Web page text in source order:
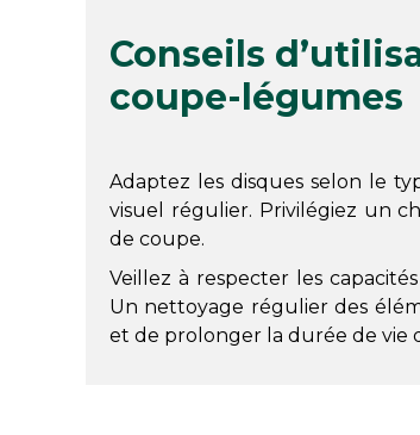
Conseils
coupe-légumes
Adaptez les disques selon le
visuel régulier. Privilégiez un
de coupe.
Veillez à respecter les
Un nettoyage régulier des
et de prolonger la durée de vie